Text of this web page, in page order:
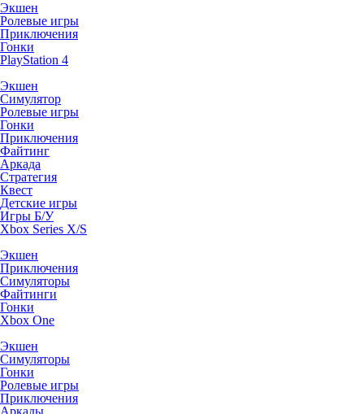
Экшен
Ролевые игры
Приключения
Гонки
PlayStation 4
Экшен
Симулятор
Ролевые игры
Гонки
Приключения
Файтинг
Аркада
Стратегия
Квест
Детские игры
Игры Б/У
Xbox Series X/S
Экшен
Приключения
Симуляторы
Файтинги
Гонки
Xbox One
Экшен
Симуляторы
Гонки
Ролевые игры
Приключения
Аркады